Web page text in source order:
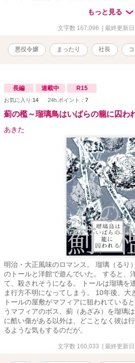
もずぶとさを失わなかった私と、ドSなん
らない涼也さんと、謎の組織と悪役令嬢
ル・サスペンス・コメディ？ ＊アルファ
もっと見る
文字数 167,096 | 最終更新
悪役令嬢 まったり 社長
長編 連載中 R15
お気に入り:14 24h.ポイント： 7
薊の檻～瑠璃鳥はいばらの籠に囚わ
あきた
明治・大正風味のロマンス。 瑠璃（るり
のトールと洋館で遊んでいた。 すると、
て、殺されそうになる。 トールは瑠璃を
ま行方不明になってしまう。 10年後、大
トールの屋敷がマフィアに狙われている
うマフィアのボス、薊（あざみ）を瑠璃
に酷い傷がある以外は、どことなく彼は
るような気もするのだが。
文字数 160,033 | 最終更新